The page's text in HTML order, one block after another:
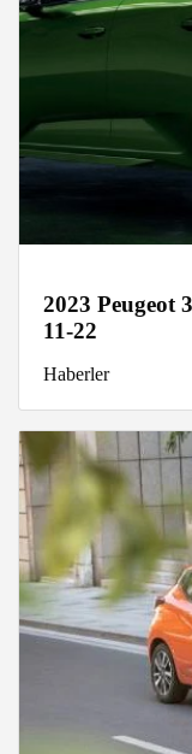
2023 Peugeot
11-22
Haberler